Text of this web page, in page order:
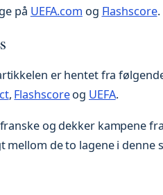
på UEFA.com og Flashscore.
er hentet fra
, Flashscoreog UEFA.
og dekker kampene
mellom de to lagene i denne